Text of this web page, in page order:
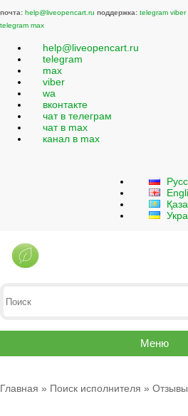
почта: help@liveopencart.ru поддержка: telegram viber
telegram max
help@liveopencart.ru
telegram
max
viber
wa
вконтакте
чат в телеграм
чат в max
канал в max
Меню
Главная » Поиск исполнителя »